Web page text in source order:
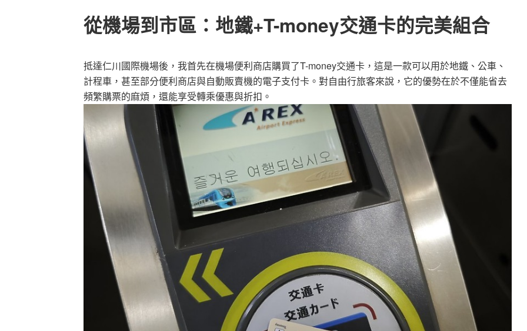
從機場到市區：地鐵+T-money交通卡的完美組合
抵達仁川國際機場後，我首先在機場便利商店購買了T-money交通卡，這是一款可以用於地鐵、公車、
計程車，甚至部分便利商店與自動販賣機的電子支付卡。對自由行旅客來說，它的優勢在於不僅能省去
頻繁購票的麻煩，還能享受轉乘優惠與折扣。